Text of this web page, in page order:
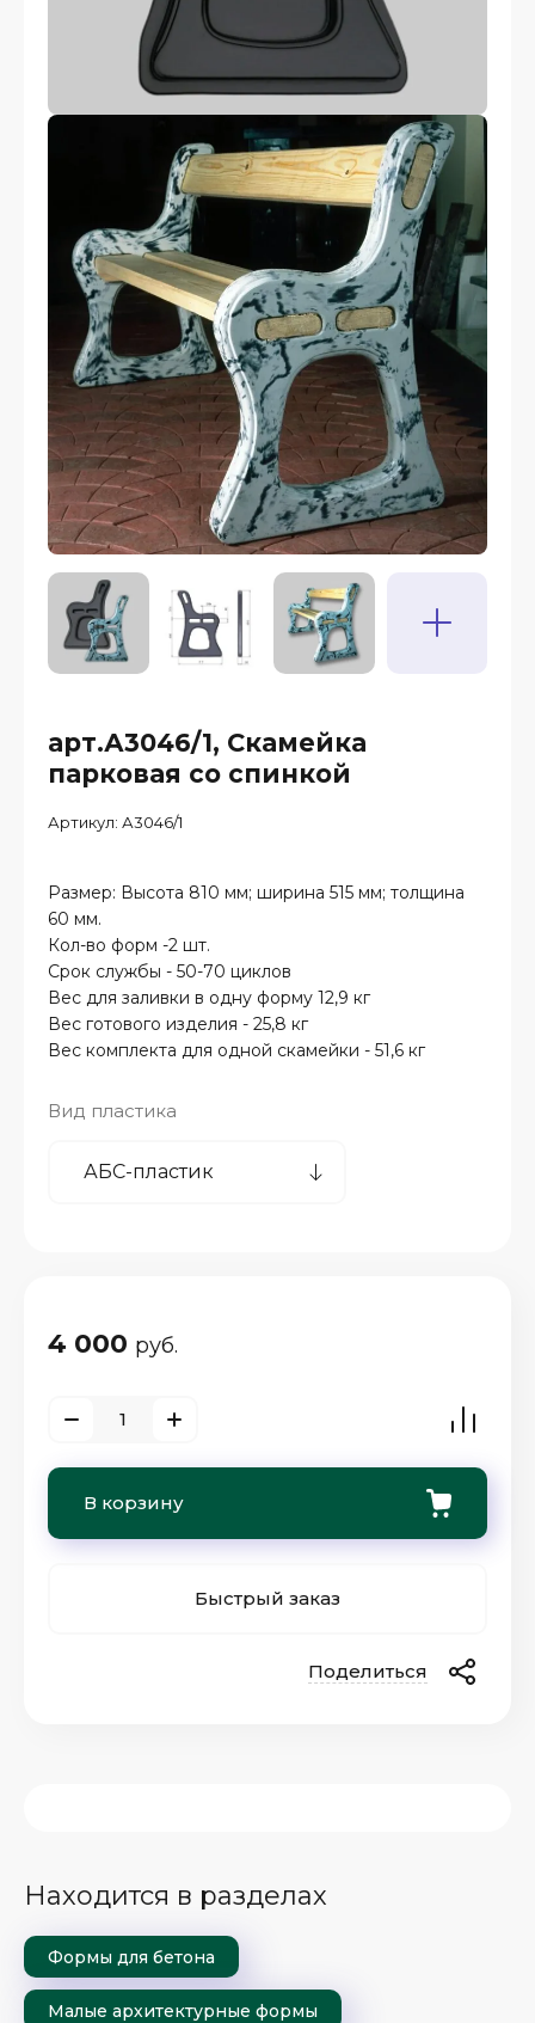
арт.А3046/1, Скамейка
парковая со спинкой
Артикул: А3046/1
Размер: Высота 810 мм; ширина 515 мм; толщина
60 мм.
Кол-во форм -2 шт.
Срок службы - 50-70 циклов
Вес для заливки в одну форму 12,9 кг
Вес готового изделия - 25,8 кг
Вес комплекта для одной скамейки - 51,6 кг
Вид пластика
4 000 руб.
В корзину
Быстрый заказ
Поделиться
Находится в разделах
Формы для бетона
Малые архитектурные формы